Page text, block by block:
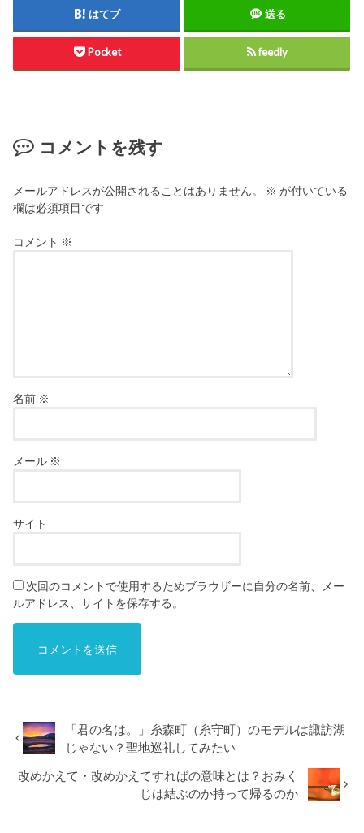
はてブ 送る
Pocket feedly
コメントを残す
メールアドレスが公開されることはありません。 ※ が付いている
欄は必須項目です
コメント ※
名前 ※
メール ※
サイト
次回のコメントで使用するためブラウザーに自分の名前、メー
ルアドレス、サイトを保存する。
「君の名は。」糸森町（糸守町）のモデルは諏訪湖
じゃない？聖地巡礼してみたい
改めかえて・改めかえてすればの意味とは？おみく
じは結ぶのか持って帰るのか